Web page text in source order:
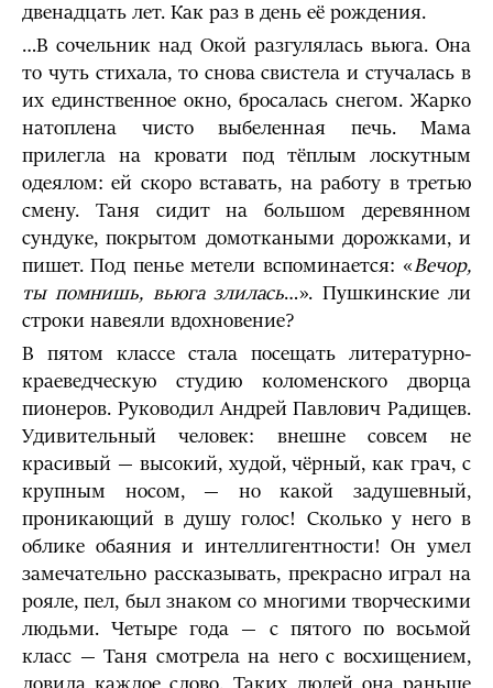
двенадцать лет. Как раз в день её рождения.
…В сочельник над Окой разгулялась вьюга. Она
то чуть стихала, то снова свистела и стучалась в
их единственное окно, бросалась снегом. Жарко
натоплена чисто выбеленная печь. Мама
прилегла на кровати под тёплым лоскутным
одеялом: ей скоро вставать, на работу в третью
смену. Таня сидит на большом деревянном
сундуке, покрытом домоткаными дорожками, и
пишет. Под пенье метели вспоминается: «Вечор,
ты помнишь, вьюга злилась…». Пушкинские ли
строки навеяли вдохновение?
В пятом классе стала посещать литературно-
краеведческую студию коломенского дворца
пионеров. Руководил Андрей Павлович Радищев.
Удивительный человек: внешне совсем не
красивый — высокий, худой, чёрный, как грач, с
крупным носом, — но какой задушевный,
проникающий в душу голос! Сколько у него в
облике обаяния и интеллигентности! Он умел
замечательно рассказывать, прекрасно играл на
рояле, пел, был знаком со многими творческими
людьми. Четыре года — с пятого по восьмой
класс — Таня смотрела на него с восхищением,